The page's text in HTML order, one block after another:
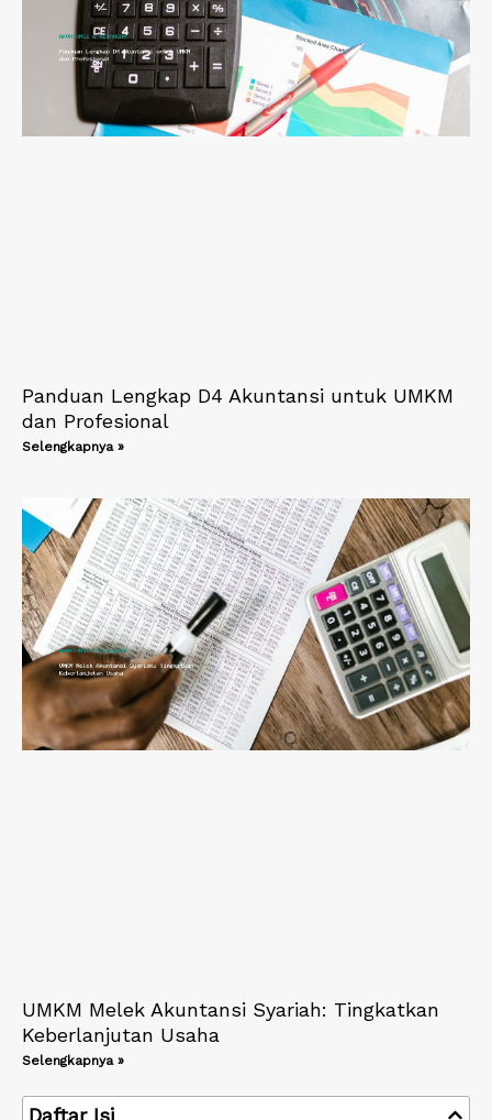
Panduan Lengkap D4 Akuntansi untuk UMKM
dan Profesional
Selengkapnya »
UMKM Melek Akuntansi Syariah: Tingkatkan
Keberlanjutan Usaha
Selengkapnya »
Daftar Isi